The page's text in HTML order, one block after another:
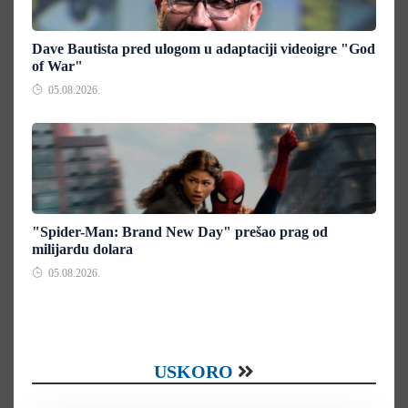
Dave Bautista pred ulogom u adaptaciji videoigre "God
of War"
05.08.2026.
"Spider-Man: Brand New Day" prešao prag od
milijardu dolara
05.08.2026.
USKORO